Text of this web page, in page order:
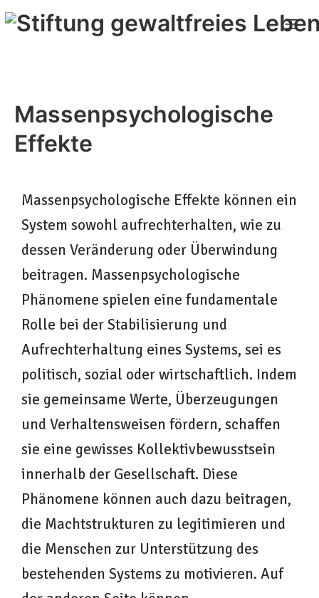
Massenpsychologische
Effekte
Massenpsychologische Effekte können ein
System sowohl aufrechterhalten, wie zu
dessen Veränderung oder Überwindung
beitragen. Massenpsychologische
Phänomene spielen eine fundamentale
Rolle bei der Stabilisierung und
Aufrechterhaltung eines Systems, sei es
politisch, sozial oder wirtschaftlich. Indem
sie gemeinsame Werte, Überzeugungen
und Verhaltensweisen fördern, schaffen
sie eine gewisses Kollektivbewusstsein
innerhalb der Gesellschaft. Diese
Phänomene können auch dazu beitragen,
die Machtstrukturen zu legitimieren und
die Menschen zur Unterstützung des
bestehenden Systems zu motivieren. Auf